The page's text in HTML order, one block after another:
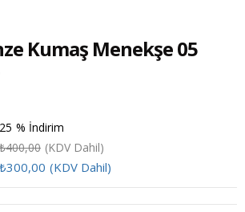
Kumaş Menekşe 05
%
25
İndirim
₺400,00 (KDV Dahil)
₺300,00 (KDV Dahil)